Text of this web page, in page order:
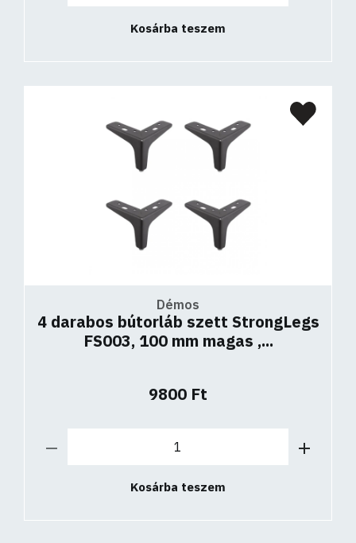
Kosárba teszem
Démos
4 darabos bútorláb szett StrongLegs
FS003, 100 mm magas ,...
9800 Ft
Kosárba teszem